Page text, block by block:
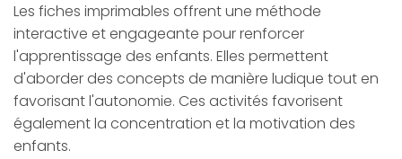
Les fiches imprimables offrent une méthode
interactive et engageante pour renforcer
l'apprentissage des enfants. Elles permettent
d'aborder des concepts de manière ludique tout en
favorisant l'autonomie. Ces activités favorisent
également la concentration et la motivation des
enfants.